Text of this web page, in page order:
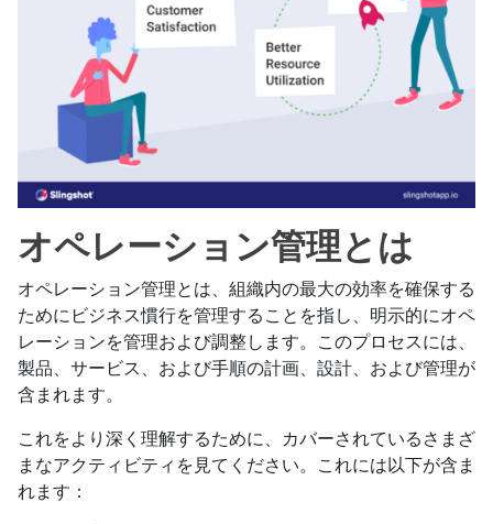
オペレーション管理とは
オペレーション管理とは、組織内の最大の効率を確保する
ためにビジネス慣行を管理することを指し、明示的にオペ
レーションを管理および調整します。このプロセスには、
製品、サービス、および手順の計画、設計、および管理が
含まれます。
これをより深く理解するために、カバーされているさまざ
まなアクティビティを見てください。これには以下が含ま
れます：